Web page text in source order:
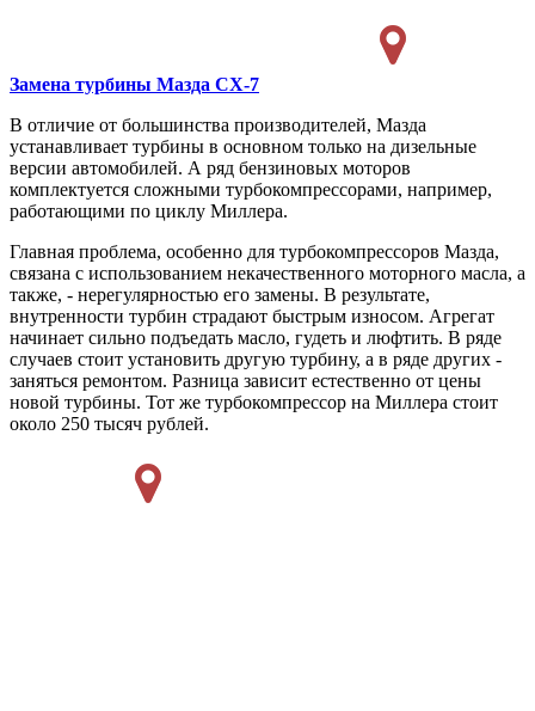
Замена турбины Мазда CX-7
В отличие от большинства производителей, Мазда
устанавливает турбины в основном только на дизельные
версии автомобилей. А ряд бензиновых моторов
комплектуется сложными турбокомпрессорами, например,
работающими по циклу Миллера.
Главная проблема, особенно для турбокомпрессоров Мазда,
связана с использованием некачественного моторного масла, а
также, - нерегулярностью его замены. В результате,
внутренности турбин страдают быстрым износом. Агрегат
начинает сильно подъедать масло, гудеть и люфтить. В ряде
случаев стоит установить другую турбину, а в ряде других -
заняться ремонтом. Разница зависит естественно от цены
новой турбины. Тот же турбокомпрессор на Миллера стоит
около 250 тысяч рублей.